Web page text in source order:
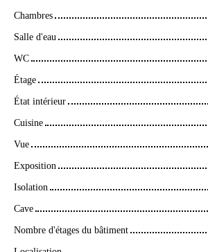
Chambres
Salle d'eau
WC
Étage
État intérieur
Cuisine
Vue
Exposition
Isolation
Cave
Nombre d'étages du bâtiment